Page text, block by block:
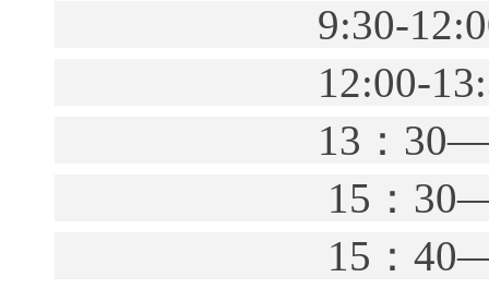
9:30-
12:00-
13 ： 30
15 ： 30
15 ： 40